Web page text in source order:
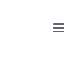
Main
Menu